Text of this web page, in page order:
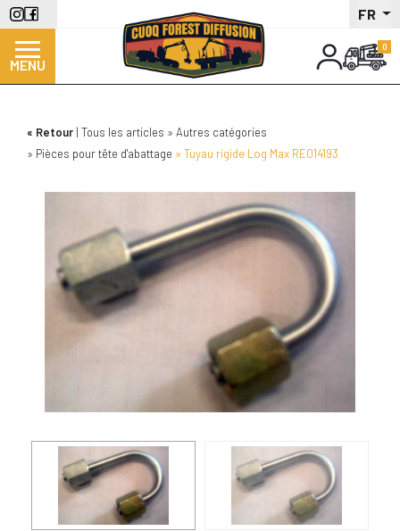
Aller
au
contenu
principal
FR
MENU
Retour Tous les articles
Autres catégories
Pièces pour tête d'abattage
Tuyau rigide Log Max RE014193